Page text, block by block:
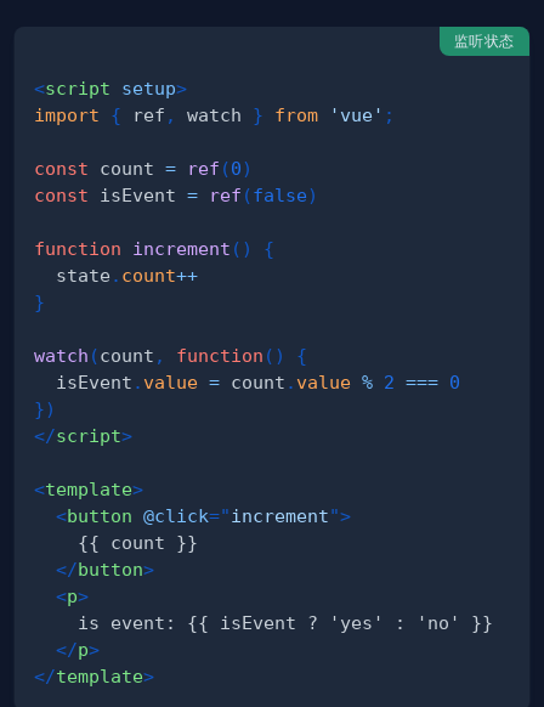
监听状态
<script setup>
import
{ ref , watch } from 'vue' ;
const count = ref (0)
const isEvent = ref (false)
function increment ( )
{
  state
. count++
}
watch (count , function ( )
{
  isEvent
. value = count . value % 2 === 0
})
</script>
<template>
<button @click="increment">
</button>
<p>
</p>
</template>